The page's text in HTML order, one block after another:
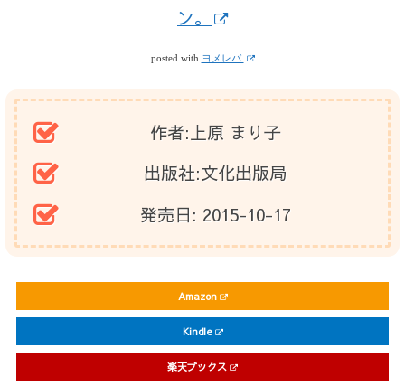
ン。
posted with ヨメレバ
作者: 上原 まり子
出版社:文化出版局
発売日: 2015-10-17
Amazon
Kindle
楽天ブックス